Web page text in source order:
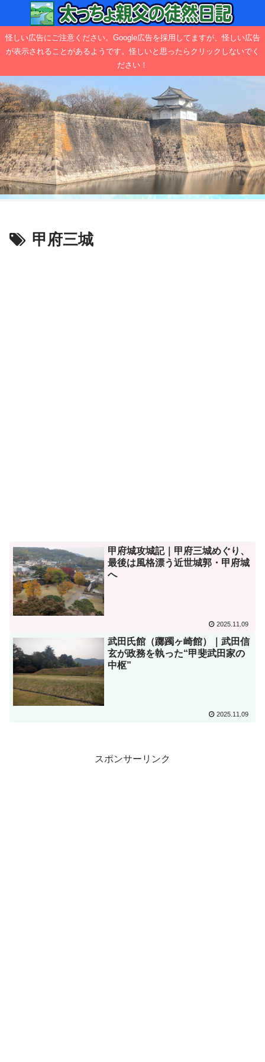
怪しい広告にご注意ください。Google広告を採用してますが、怪しい広告
が表示されることがあるようです。怪しいと思ったらクリックしないでく
ださい！
甲府三城
甲府城攻城記｜甲府三城めぐり、
最後は風格漂う近世城郭・甲府城
へ
2025.11.09
武田氏館（躑躅ヶ崎館）｜武田信
玄が政務を執った“甲斐武田家の
中枢”
2025.11.09
スポンサーリンク